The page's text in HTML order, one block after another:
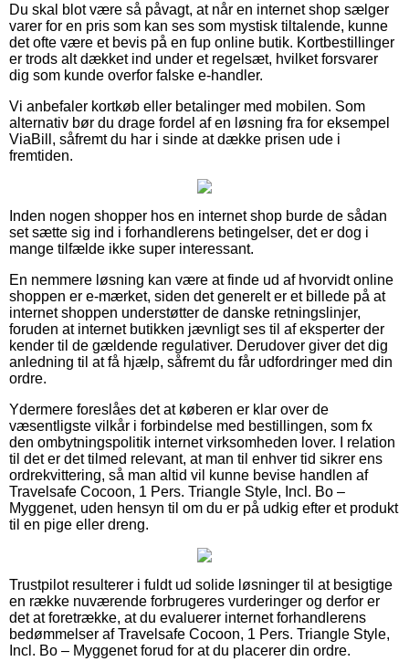
Du skal blot være så påvagt, at når en internet shop sælger
varer for en pris som kan ses som mystisk tiltalende, kunne
det ofte være et bevis på en fup online butik. Kortbestillinger
er trods alt dækket ind under et regelsæt, hvilket forsvarer
dig som kunde overfor falske e-handler.
Vi anbefaler kortkøb eller betalinger med mobilen. Som
alternativ bør du drage fordel af en løsning fra for eksempel
ViaBill, såfremt du har i sinde at dække prisen ude i
fremtiden.
Inden nogen shopper hos en internet shop burde de sådan
set sætte sig ind i forhandlerens betingelser, det er dog i
mange tilfælde ikke super interessant.
En nemmere løsning kan være at finde ud af hvorvidt online
shoppen er e-mærket, siden det generelt er et billede på at
internet shoppen understøtter de danske retningslinjer,
foruden at internet butikken jævnligt ses til af eksperter der
kender til de gældende regulativer. Derudover giver det dig
anledning til at få hjælp, såfremt du får udfordringer med din
ordre.
Ydermere foreslåes det at køberen er klar over de
væsentligste vilkår i forbindelse med bestillingen, som fx
den ombytningspolitik internet virksomheden lover. I relation
til det er det tilmed relevant, at man til enhver tid sikrer ens
ordrekvittering, så man altid vil kunne bevise handlen af
Travelsafe Cocoon, 1 Pers. Triangle Style, Incl. Bo –
Myggenet, uden hensyn til om du er på udkig efter et produkt
til en pige eller dreng.
Trustpilot resulterer i fuldt ud solide løsninger til at besigtige
en række nuværende forbrugeres vurderinger og derfor er
det at foretrække, at du evaluerer internet forhandlerens
bedømmelser af Travelsafe Cocoon, 1 Pers. Triangle Style,
Incl. Bo – Myggenet forud for at du placerer din ordre.